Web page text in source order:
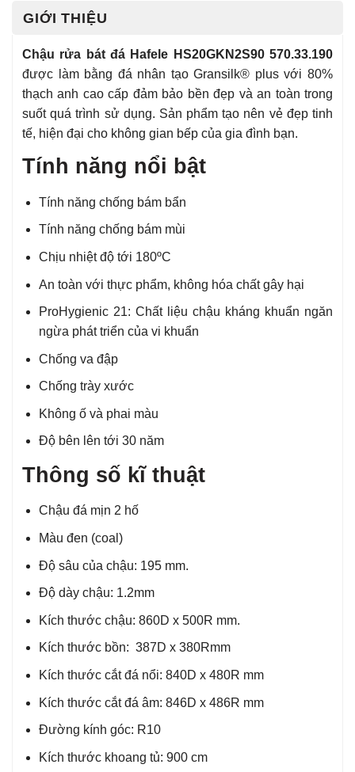
GIỚI THIỆU
Chậu rửa bát đá Hafele HS20GKN2S90 570.33.190
được làm bằng đá nhân tạo Gransilk® plus với 80%
thạch anh cao cấp đảm bảo bền đẹp và an toàn trong
suốt quá trình sử dụng. Sản phẩm tạo nên vẻ đẹp tinh
tế, hiện đại cho không gian bếp của gia đình bạn.
Tính năng nổi bật
Tính năng chống bám bẩn
Tính năng chống bám mùi
Chịu nhiệt độ tới 180ºC
An toàn với thực phẩm, không hóa chất gây hại
ProHygienic 21: Chất liệu chậu kháng khuẩn ngăn
ngừa phát triển của vi khuẩn
Chống va đập
Chống trày xước
Không ố và phai màu
Độ bên lên tới 30 năm
Thông số kĩ thuật
Chậu đá mịn 2 hố
Màu đen (coal)
Độ sâu của chậu: 195 mm.
Độ dày chậu: 1.2mm
Kích thước chậu: 860D x 500R mm.
Kích thước bồn: 387D x 380Rmm
Kích thước cắt đá nổi: 840D x 480R mm
Kích thước cắt đá âm: 846D x 486R mm
Đường kính góc: R10
Kích thước khoang tủ: 900 cm